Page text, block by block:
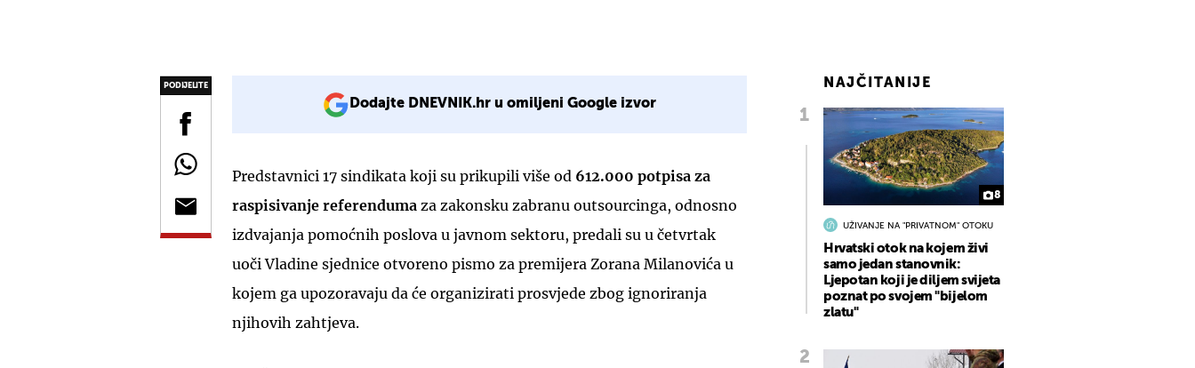
PODIJELITE
Dodajte DNEVNIK.hr u omiljeni Google izvor
Predstavnici 17 sindikata koji su prikupili više od 612.000 potpisa za
raspisivanje referenduma za zakonsku zabranu outsourcinga, odnosno
izdvajanja pomoćnih poslova u javnom sektoru, predali su u četvrtak
uoči Vladine sjednice otvoreno pismo za premijera Zorana Milanovića u
kojem ga upozoravaju da će organizirati prosvjede zbog ignoriranja
njihovih zahtjeva.
NAJČITANIJE
8
UŽIVANJE NA "PRIVATNOM" OTOKU
Hrvatski otok na kojem živi
samo jedan stanovnik:
Ljepotan koji je diljem svijeta
poznat po svojem "bijelom
zlatu"